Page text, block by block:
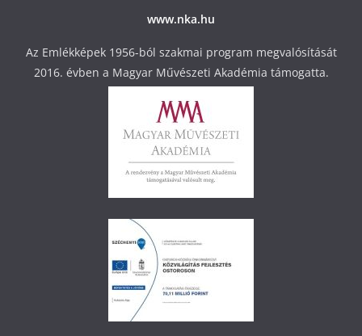
www.nka.hu
Az Emlékképek 1956-ból szakmai program megvalósítását
2016. évben a Magyar Művészeti Akadémia támogatta.